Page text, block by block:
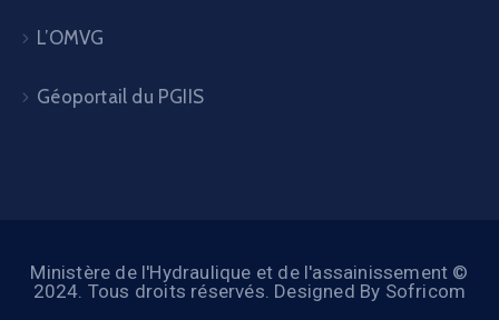
L’OMVG
Géoportail du PGIIS
Ministère de l'Hydraulique et de l'assainissement ©
2024. Tous droits réservés. Designed By Sofricom